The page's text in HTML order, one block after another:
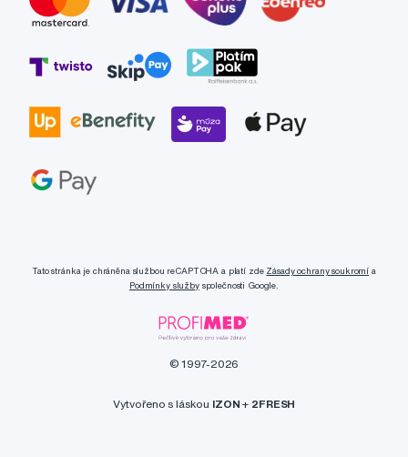
Tato stránka je chráněna službou reCAPTCHA a platí zde Zásady ochrany soukromí a
Podmínky službyspolečnosti Google.
© 1997-2026
Vytvořeno s láskou IZON + 2FRESH